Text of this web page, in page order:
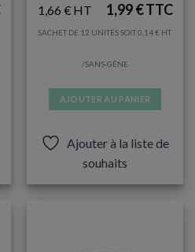
1,66 € 1,99€
SACHET DE 12 UNITÉS SOIT 0,14€
/SANS-GÊNE
AJOUTER AU PANIER
Ajouter à la liste de
souhaits